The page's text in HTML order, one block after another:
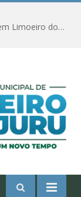
Amanhã começa nova etapa de vacinação em Limoeiro do Ajuru para idosos com 65 ou mais